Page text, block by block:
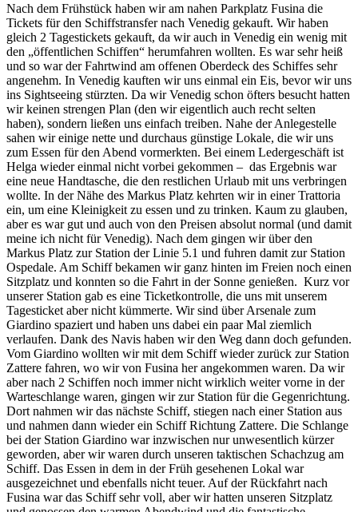
Nach dem Frühstück haben wir am nahen Parkplatz Fusina die
Tickets für den Schiffstransfer nach Venedig gekauft. Wir haben
gleich 2 Tagestickets gekauft, da wir auch in Venedig ein wenig mit
den „öffentlichen Schiffen“ herumfahren wollten. Es war sehr heiß
und so war der Fahrtwind am offenen Oberdeck des Schiffes sehr
angenehm. In Venedig kauften wir uns einmal ein Eis, bevor wir uns
ins Sightseeing stürzten. Da wir Venedig schon öfters besucht hatten
wir keinen strengen Plan (den wir eigentlich auch recht selten
haben), sondern ließen uns einfach treiben. Nahe der Anlegestelle
sahen wir einige nette und durchaus günstige Lokale, die wir uns
zum Essen für den Abend vormerkten. Bei einem Ledergeschäft ist
Helga wieder einmal nicht vorbei gekommen – das Ergebnis war
eine neue Handtasche, die den restlichen Urlaub mit uns verbringen
wollte. In der Nähe des Markus Platz kehrten wir in einer Trattoria
ein, um eine Kleinigkeit zu essen und zu trinken. Kaum zu glauben,
aber es war gut und auch von den Preisen absolut normal (und damit
meine ich nicht für Venedig). Nach dem gingen wir über den
Markus Platz zur Station der Linie 5.1 und fuhren damit zur Station
Ospedale. Am Schiff bekamen wir ganz hinten im Freien noch einen
Sitzplatz und konnten so die Fahrt in der Sonne genießen. Kurz vor
unserer Station gab es eine Ticketkontrolle, die uns mit unserem
Tagesticket aber nicht kümmerte. Wir sind über Arsenale zum
Giardino spaziert und haben uns dabei ein paar Mal ziemlich
verlaufen. Dank des Navis haben wir den Weg dann doch gefunden.
Vom Giardino wollten wir mit dem Schiff wieder zurück zur Station
Zattere fahren, wo wir von Fusina her angekommen waren. Da wir
aber nach 2 Schiffen noch immer nicht wirklich weiter vorne in der
Warteschlange waren, gingen wir zur Station für die Gegenrichtung.
Dort nahmen wir das nächste Schiff, stiegen nach einer Station aus
und nahmen dann wieder ein Schiff Richtung Zattere. Die Schlange
bei der Station Giardino war inzwischen nur unwesentlich kürzer
geworden, aber wir waren durch unseren taktischen Schachzug am
Schiff. Das Essen in dem in der Früh gesehenen Lokal war
ausgezeichnet und ebenfalls nicht teuer. Auf der Rückfahrt nach
Fusina war das Schiff sehr voll, aber wir hatten unseren Sitzplatz